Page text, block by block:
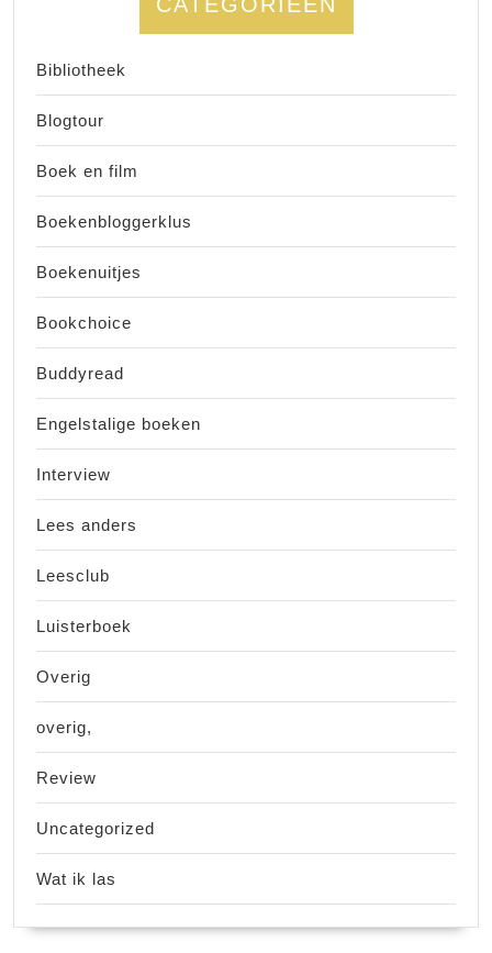
Bibliotheek
Blogtour
Boek en film
Boekenbloggerklus
Boekenuitjes
Bookchoice
Buddyread
Engelstalige boeken
Interview
Lees anders
Leesclub
Luisterboek
Overig
overig,
Review
Uncategorized
Wat ik las